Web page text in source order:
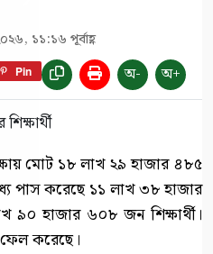
১১:১৬ পূর্বাহ্ণ
Pin অ- অ+
মোট ১৮ লাখ ২৯ হাজার ৪৮৫
পাস করেছে ১১ লাখ ৩৮ হাজার
হাজার ৬০৮ জন শিক্ষার্থী।
ফেল করেছে।